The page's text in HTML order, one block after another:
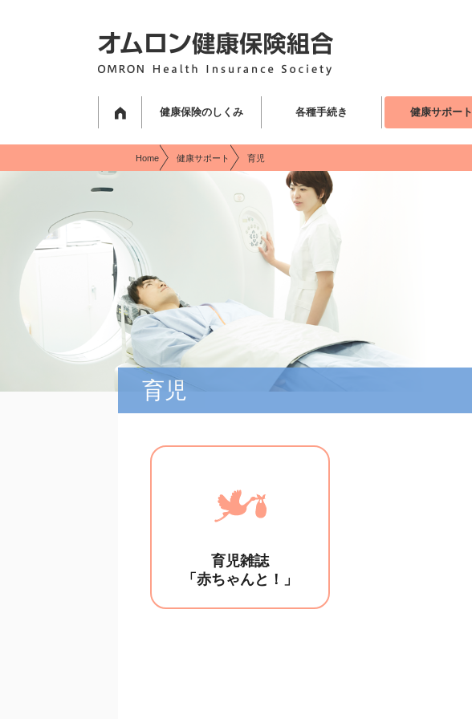
健康保険のしくみ 各種手続き 健康サポート
Home 健康サポート 育児
育児
育児雑誌
「赤ちゃんと！」